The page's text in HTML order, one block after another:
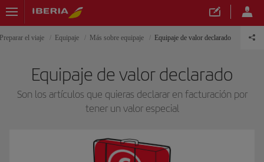
Preparar el viaje Equipaje Más sobre equipaje Equipaje de valor declarado
Equipaje de valor declarado
Son los artículos que quieras declarar en facturación por
tener un valor especial